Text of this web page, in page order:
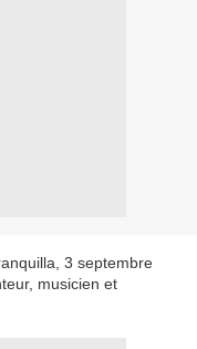
3 septembre
musicien et